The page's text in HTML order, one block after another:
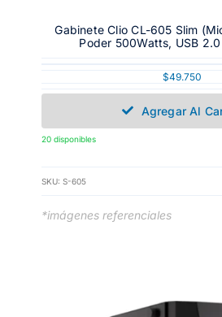
Gabinete Clio CL-605 Slim
Poder 500Watts, USB
$49.750
Agregar Al
20 disponibles
SKU: S-605
*imágenes referenciales